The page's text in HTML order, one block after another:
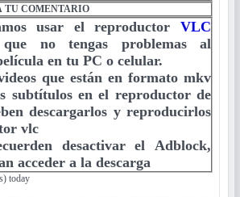
TU COMENTARIO
usar el reproductor VLC
no tengas problemas al
en tu PC o celular.
que están en formato mkv
subtítulos en el reproductor de
descargarlos y reproducirlos
vlc
desactivar el Adblock,
acceder a la descarga
today